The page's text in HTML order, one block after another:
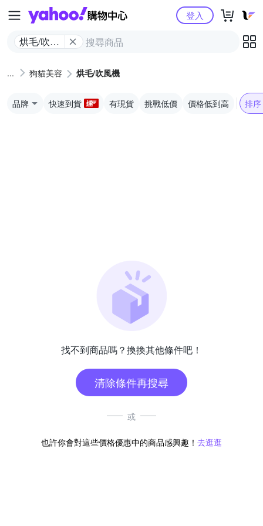
Yahoo購物中心
烘毛/吹風
登入
狗貓美容 烘毛/吹風機
品牌 快速到貨 有現貨 挑戰低價 價格低到高 排序
找不到商品嗎？換換其他條件吧！
清除條件再搜尋
或
也許你會對這些價格優惠中的商品感興趣！ 去逛逛